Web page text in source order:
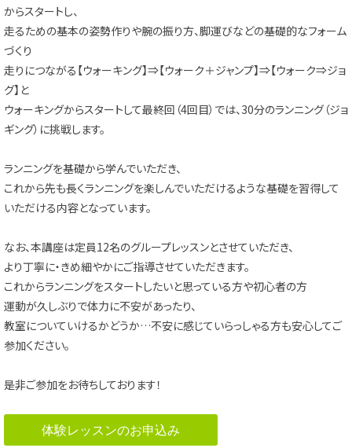
からスタートし、
走るための基本の姿勢作りや腕の振り方、脚運びなどの基礎的なフォーム
づくり
走りにつながる【ウォーキング】⇒【ウォーク＋ジャンプ】⇒【ウォーク⇒ジョ
グ】と
ウォーキングからスタートして最終回（4回目）では、30分のランニング（ジョ
ギング）に挑戦します。
ランニングを基礎から学んでいただき、
これから先も長くランニングを楽しんでいただけるような基礎を習得して
いただける内容となっています。
なお、本講座は定員12名のグループレッスンとさせていただき、
より丁寧に・きめ細やかにご指導させていただきます。
これからランニングをスタートしたいと思っている方や初心者の方
運動が久しぶりで体力に不安があったり、
教室についていけるかどうか…不安に感じていらっしゃる方も安心してご
参加ください。
是非ご参加をお待ちしております！
体験レッスンのお申込み